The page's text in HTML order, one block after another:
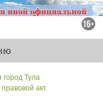
Тула
акт